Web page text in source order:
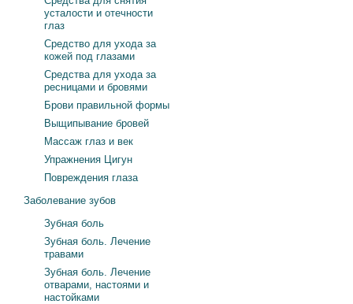
усталости и отечности
глаз
Средство для ухода за
кожей под глазами
Средства для ухода за
ресницами и бровями
Брови правильной формы
Выщипывание бровей
Массаж глаз и век
Упражнения Цигун
Повреждения глаза
Заболевание зубов
Зубная боль
Зубная боль. Лечение
травами
Зубная боль. Лечение
отварами, настоями и
настойками